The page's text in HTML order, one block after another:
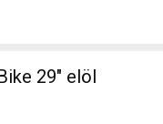
29" elöl